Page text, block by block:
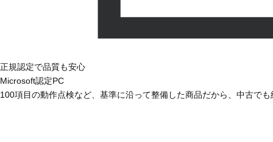
正規認定で品質も安心
Microsoft認定PC
100項目の動作点検など、基準に沿って整備した商品だから、中古で